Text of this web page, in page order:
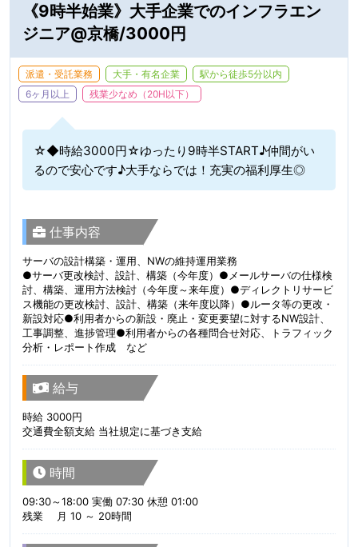
《9時半始業》大手企業でのインフラエン
ジニア@京橋/3000円
派遣・受託業務 大手・有名企業
駅から徒歩5分以内
6ヶ月以上
残業少なめ（20H以下）
☆◆時給3000円☆ゆったり9時半START♪仲間がい
るので安心です♪大手ならでは！充実の福利厚生◎
仕事内容
サーバの設計構築・運用、NWの維持運用業務
●サーバ更改検討、設計、構築（今年度）●メールサーバの仕様検
討、構築、運用方法検討（今年度～来年度）●ディレクトリサービ
ス機能の更改検討、設計、構築（来年度以降）●ルータ等の更改・
新設対応●利用者からの新設・廃止・変更要望に対するNW設計、
工事調整、進捗管理●利用者からの各種問合せ対応、トラフィック
分析・レポート作成 など
給与
時給 3000円
交通費全額支給 当社規定に基づき支給
時間
09:30～18:00 実働 07:30 休憩 01:00
残業 月 10 ～ 20時間